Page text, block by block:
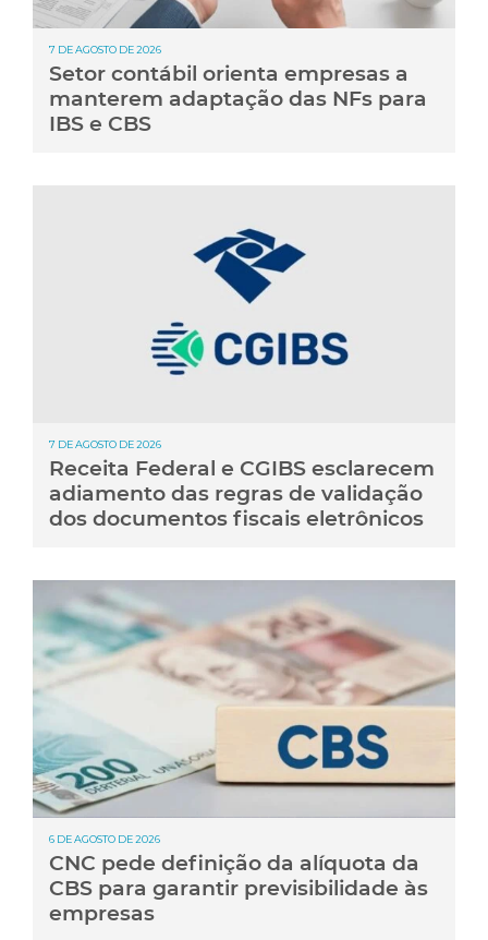
7 DE AGOSTO DE 2026
Setor contábil orienta empresas a
manterem adaptação das NFs para
IBS e CBS
7 DE AGOSTO DE 2026
Receita Federal e CGIBS esclarecem
adiamento das regras de validação
dos documentos fiscais eletrônicos
6 DE AGOSTO DE 2026
CNC pede definição da alíquota da
CBS para garantir previsibilidade às
empresas